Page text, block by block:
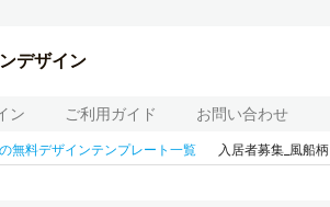
デザイン
ン ご利用ガイド お問い合わせ
無料デザインテンプレート一覧 入居者募集_風船柄